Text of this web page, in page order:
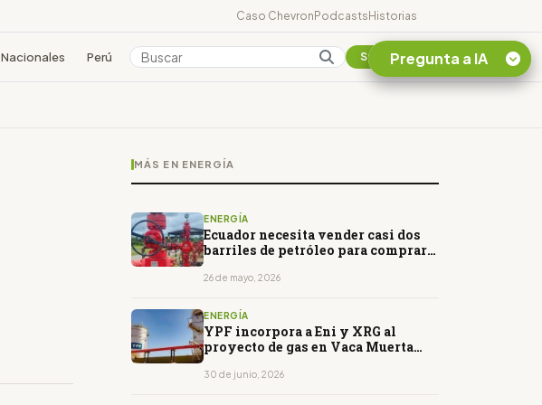
Caso ChevronPodcastsHistorias
Nacionales Perú Colombia Suscribirse
MÁS EN ENERGÍA
ENERGÍA
Ecuador necesita vender casi dos
barriles de petróleo para comprar
26 de mayo, 2026
ENERGÍA
YPF incorpora a Eni y XRG al
proyecto de gas en Vaca Muerta
30 de junio, 2026
Pregunta a IA
¿En que consiste la